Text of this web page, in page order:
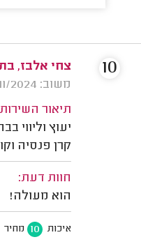
צחי אלבז,
משוב: 13/11/2024
תיאור
יעוץ וליווי
קרן פנסיה
חוות דעת:
הוא מעולה!
איכות 10 מחיר
10